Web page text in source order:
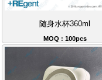
随身水杯360ml
MOQ : 100pcs